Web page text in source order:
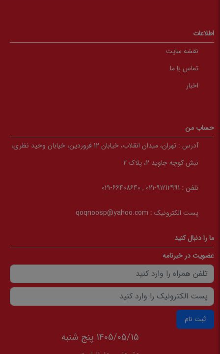
اطلاعات
نقشه سایت
تماس با ما
اخبار
حساب من
آدرس :
تهران، میدان انقلاب، خیابان 12 فروردین، خیابان وحید نظری،
نبش کوچه جاوید 2، پلاک 2
تلفن : 91212991-021 , 66408640-021
پست الکترونیک : qoqnoosp@yahoo.com
ما را دنبال کنید
عضویت در خبرنامه
ثبت نام
1405/05/15 پنج شنبه